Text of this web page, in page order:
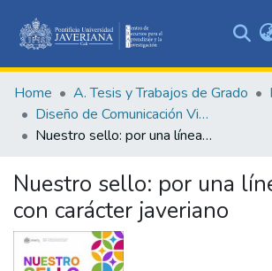
&
Collections
All of
Statistics
Home A. Tesis y Trabajos de Grado
Diseño de Comunicación Visual
Nuestro sello: por una línea gráfica con carácter javeriano
Nuestro sello: por una
con carácter javeriano